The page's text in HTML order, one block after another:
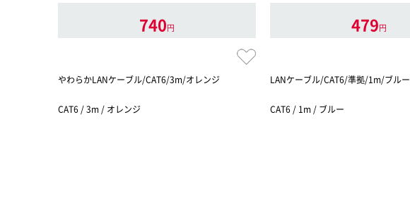
740円
やわらかLANケーブル/CAT6/3m/オレンジ
CAT6 / 3m / オレンジ
479円
LANケーブル/CAT6/準拠/1m/ブルー
CAT6 / 1m / ブルー